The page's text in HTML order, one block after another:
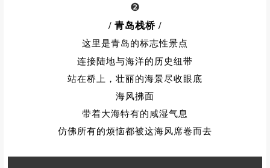
❷
/ 青岛栈桥 /
这里是青岛的标志性景点
连接陆地与海洋的历史纽带
站在桥上，壮丽的海景尽收眼底
海风拂面
带着大海特有的咸湿气息
仿佛所有的烦恼都被这海风席卷而去